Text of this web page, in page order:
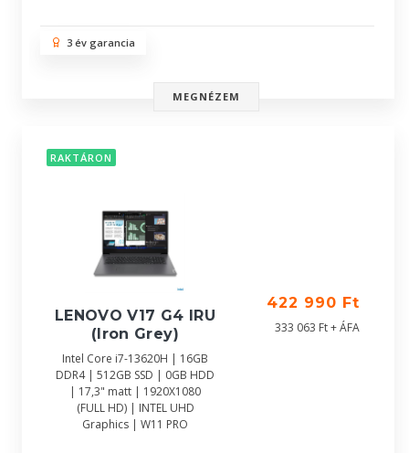
3 év garancia
MEGNÉZEM
RAKTÁRON
LENOVO V17 G4 IRU
(Iron Grey)
Intel Core i7-13620H | 16GB
DDR4 | 512GB SSD | 0GB HDD
| 17,3" matt | 1920X1080
(FULL HD) | INTEL UHD
Graphics | W11 PRO
422 990 Ft
333 063 Ft + ÁFA